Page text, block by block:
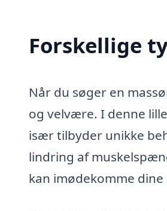
Forskellige
Når du søger en
og velvære. I denne
især tilbyder unikke
lindring af
kan imødekomme dine